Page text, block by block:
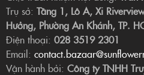
Trụ sở: Tầng 1, Lô A, Xi
Hưởng, Phường An Khánh, TP.
Điện thoại: 028 3519 2301
Email:
Vận hành bởi: Công ty TNHH